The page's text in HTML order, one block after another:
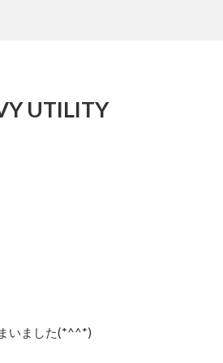
UTILITY
いました(*^^*)